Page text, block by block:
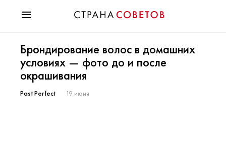
Мода
Звезды
Гороскопы
Здоровье
Брондирование волос в домашних
условиях — фото до и после
окрашивания
Past Perfect 19 июня